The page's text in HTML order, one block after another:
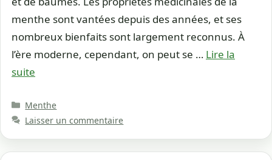
menthe sont vantées depuis des années, et ses
nombreux bienfaits sont largement reconnus. À
l’ère moderne, cependant, on peut se … Lire la
suite
Catégories
Menthe
Laisser un commentaire